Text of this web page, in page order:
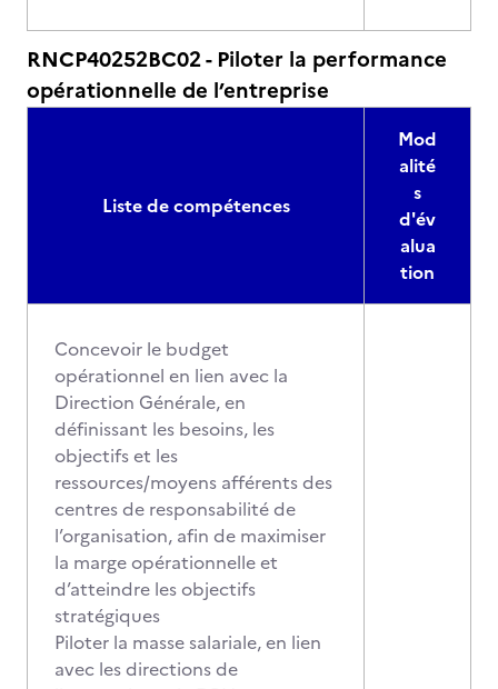
RNCP40252BC02 - Piloter la performance
opérationnelle de l’entreprise
Liste de compétences
Mod
alité
s
d'év
alua
tion
Concevoir le budget
opérationnel en lien avec la
Direction Générale, en
définissant les besoins, les
objectifs et les
ressources/moyens afférents des
centres de responsabilité de
l’organisation, afin de maximiser
la marge opérationnelle et
d’atteindre les objectifs
stratégiques
Piloter la masse salariale, en lien
avec les directions de